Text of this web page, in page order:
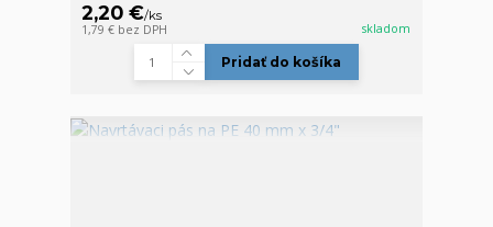
2,20 €/ks
1,79 € bez DPH skladom
Pridať do košíka